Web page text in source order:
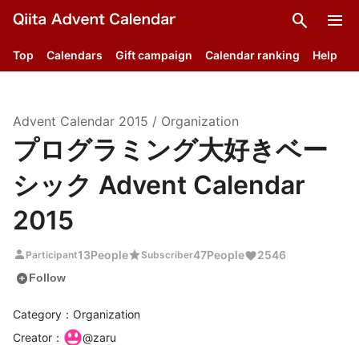
search menu
Top Calendars Gift campaign Calendar ranking Help
Advent Calendar 2015 / Organization
プログラミング大好きベー
シック Advent Calendar
2015
person Participant13PeoplestarSubscriber47People 2546
add_circleFollow
Category：Organization
Creator ： @zaru